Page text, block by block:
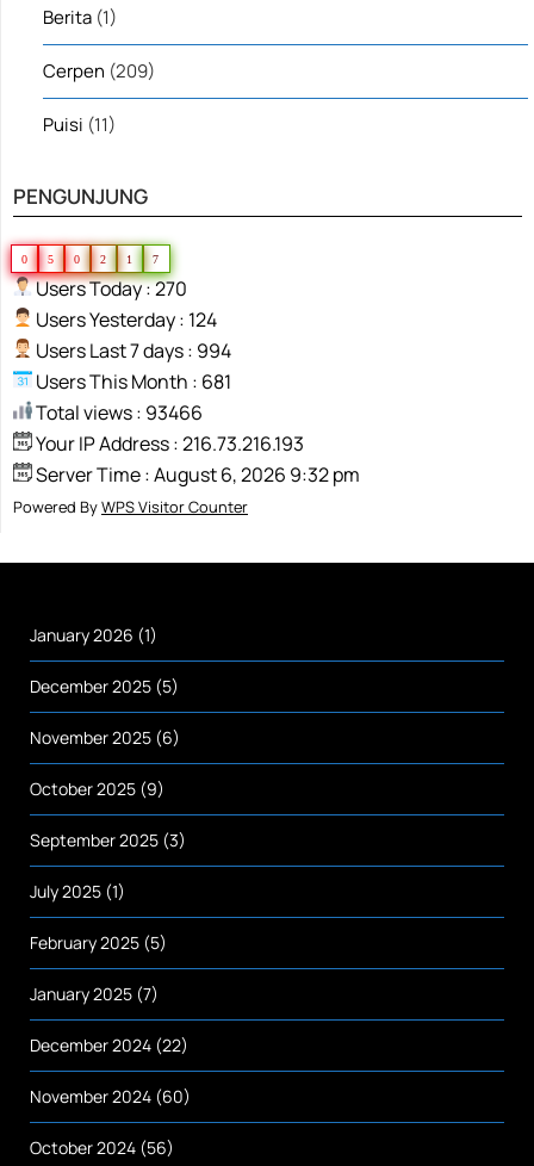
Berita (1)
Cerpen (209)
Puisi (11)
PENGUNJUNG
0 5 0 2 1 7
Users Today : 270
Users Yesterday : 124
Users Last 7 days : 994
Users This Month : 681
Total views : 93466
Your IP Address : 216.73.216.193
Server Time : August 6, 2026 9:32 pm
Powered ByWPS Visitor Counter
January 2026 (1)
December 2025 (5)
November 2025 (6)
October 2025 (9)
September 2025 (3)
July 2025 (1)
February 2025 (5)
January 2025 (7)
December 2024 (22)
November 2024 (60)
October 2024 (56)